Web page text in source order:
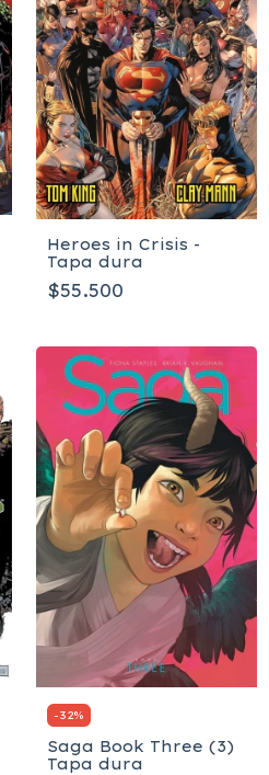
Heroes in Crisis -
Tapa dura
$55.500
-32%
Saga Book Three (3)
Tapa dura